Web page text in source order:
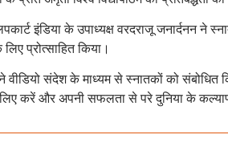
इंडिया के उपाध्यक्ष वरदराजू जनार्दनन ने
प्रोत्साहित किया।
वीडियो संदेश के माध्यम से स्नातकों को संबोधित
करें और अपनी सफलता से परे दुनिया के